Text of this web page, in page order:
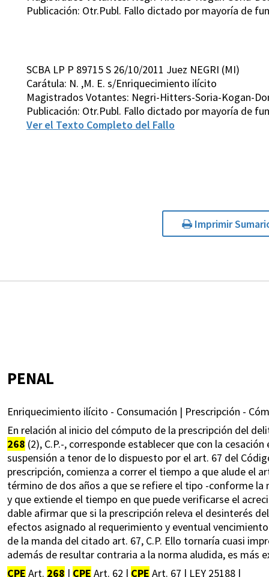
Publicación: Otr.Publ. Fallo dictado por mayoría de
SCBA LP P 89715 S 26/10/2011 Juez NEGRI (MI)
Carátula: N. ,M. E. s/Enriquecimiento ilícito
Magistrados Votantes: Negri-Hitters-Soria-Kogan-
Publicación: Otr.Publ. Fallo dictado por mayoría de
Ver el Texto Completo del Fallo
Imprimir
PENAL
Enriquecimiento ilícito - Consumación | Prescripción -
En relación al inicio del cómputo de la prescripción del
268 (2), C.P.-, corresponde establecer que con la
suspensión a tenor de lo dispuesto por el art. 67 del
prescripción, comienza a correr el tiempo a que alude el
término de dos años a que se refiere el tipo -conforme
y que extiende el tiempo en que puede verificarse el
dable afirmar que si la prescripción releva el desinterés
efectos asignado al requerimiento y eventual
de la manda del citado art. 67, C.P. Ello tornaría cuasi
además de resultar contraria a la norma aludida, es más
CPE Art. 268 | CPE Art. 62 | CPE Art. 67 | LEY 25188 |